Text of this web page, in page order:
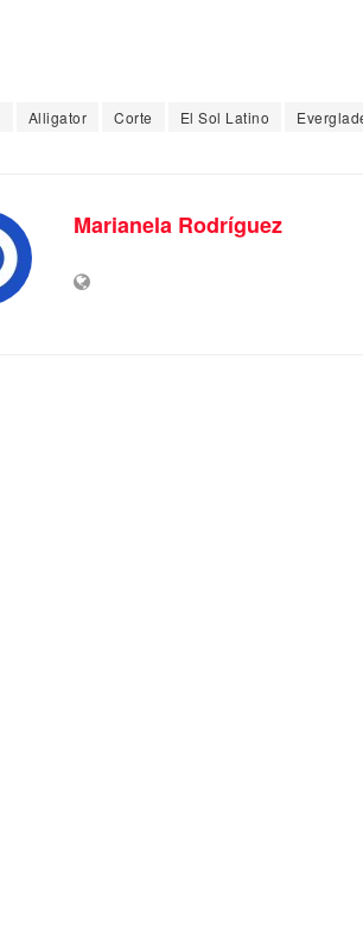
Alligator Corte El Sol Latino
Marianela Rodríguez